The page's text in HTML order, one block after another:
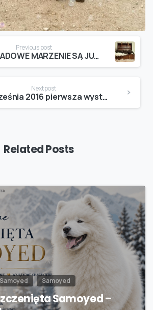
Previous post
CZEKOLADOWE MARZENIE SĄ JUŻ Z NAMI
Next post
18 września 2016 pierwsza wystawa naszej Zoyki w kategorii szczeniąt uzyskała ocene wybitnie obiecującą oraz tytuł najlepszego szczenięcia w rasie .
Related Posts
Samoyed
Samoyed –